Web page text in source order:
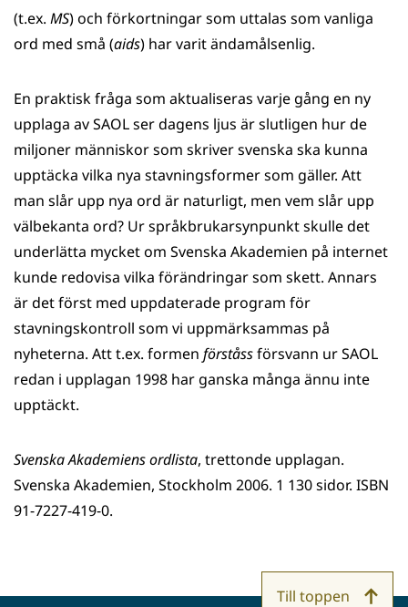
(t.ex. MS) och förkortningar som uttalas som vanliga
ord med små (aids) har varit ändamålsenlig.
En praktisk fråga som aktualiseras varje gång en ny
upplaga av SAOL ser dagens ljus är slutligen hur de
miljoner människor som skriver svenska ska kunna
upptäcka vilka nya stavningsformer som gäller. Att
man slår upp nya ord är naturligt, men vem slår upp
välbekanta ord? Ur språkbrukarsynpunkt skulle det
underlätta mycket om Svenska Akademien på internet
kunde redovisa vilka förändringar som skett. Annars
är det först med uppdaterade program för
stavningskontroll som vi uppmärksammas på
nyheterna. Att t.ex. formen förståssförsvann ur SAOL
redan i upplagan 1998 har ganska många ännu inte
upptäckt.
Svenska Akademiens ordlista, trettonde upplagan.
Svenska Akademien, Stockholm 2006. 1 130 sidor. ISBN
91-7227-419-0.
Till toppen